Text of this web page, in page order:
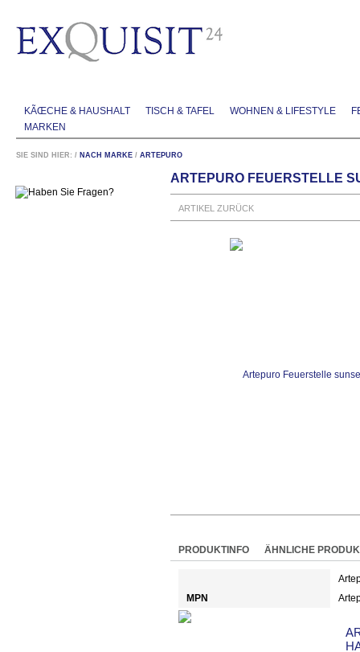
KÃŒCHE & HAUSHALT TISCH & TAFEL WOHNEN & LIFESTYLE
MARKEN
SIE SIND HIER: / NACH MARKE / ARTEPURO
ARTEPURO FEUERSTELLE
ARTIKEL ZURÜCK
PRODUKTINFO ÄHNLICHE
MPN